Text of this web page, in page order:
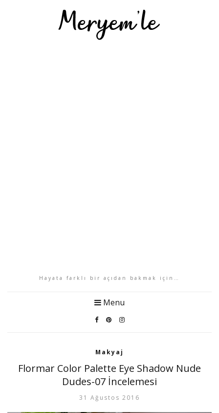
Hayata farklı bir açıdan bakmak için…
Menu
Makyaj
Flormar Color Palette Eye Shadow Nude
Dudes-07 İncelemesi
31 Ağustos 2016